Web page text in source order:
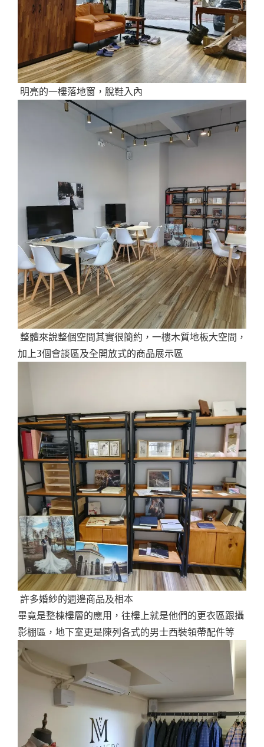
明亮的一樓落地窗，脫鞋入內
整體來說整個空間其實很簡約，一樓木質地板大空間，
加上3個會談區及全開放式的商品展示區
許多婚紗的週邊商品及相本
畢竟是整棟樓層的應用，往樓上就是他們的更衣區跟攝
影棚區，地下室更是陳列各式的男士西裝領帶配件等